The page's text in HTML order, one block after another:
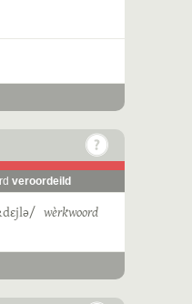
veroordeild
wèrkwoord